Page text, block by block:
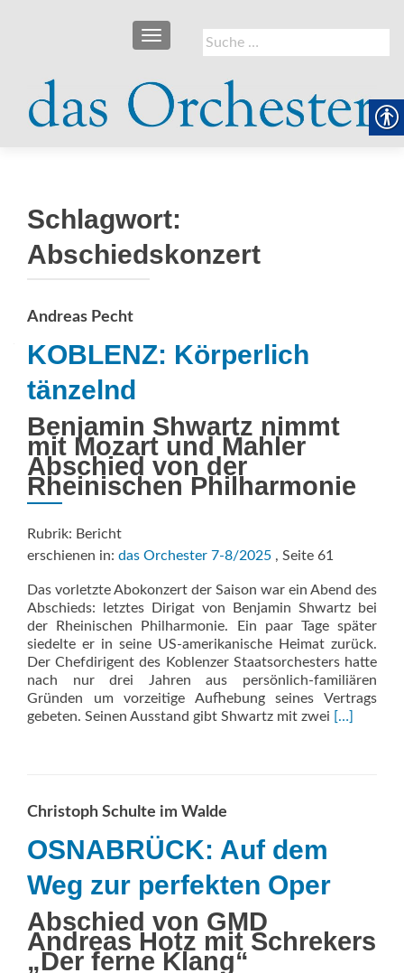
Suche
nach:
SCHALTE NAVIGATION
Schlagwort:
Abschiedskonzert
Andreas Pecht
KOBLENZ: Körperlich
tänzelnd
Benjamin Shwartz nimmt
mit Mozart und Mahler
Abschied von der
Rheinischen Philharmonie
Rubrik: Bericht
erschienen in: das Orchester 7-8/2025 , Seite 61
Das vorletzte Abokonzert der Saison war ein Abend des
Abschieds: letztes Dirigat von Benjamin Shwartz bei
der Rheinischen Philharmonie. Ein paar Tage später
siedelte er in seine US-amerikanische Heimat zurück.
Der Chefdirigent des Koblenzer Staatsorchesters hatte
nach nur drei Jahren aus persönlich-familiären
Gründen um vorzeitige Aufhebung seines Vertrags
gebeten. Seinen Ausstand gibt Shwartz mit zwei Read
[…]
Christoph Schulte im Walde
OSNABRÜCK: Auf dem
Weg zur perfekten Oper
Abschied von GMD
Andreas Hotz mit Schrekers
„Der ferne Klang“